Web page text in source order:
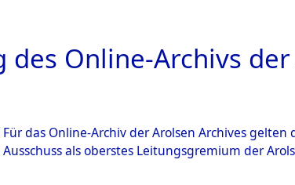
ARCHIVALE
Online-Archivs
das Online-Archiv der Arolsen Archives
als oberstes Leitungsgremium der